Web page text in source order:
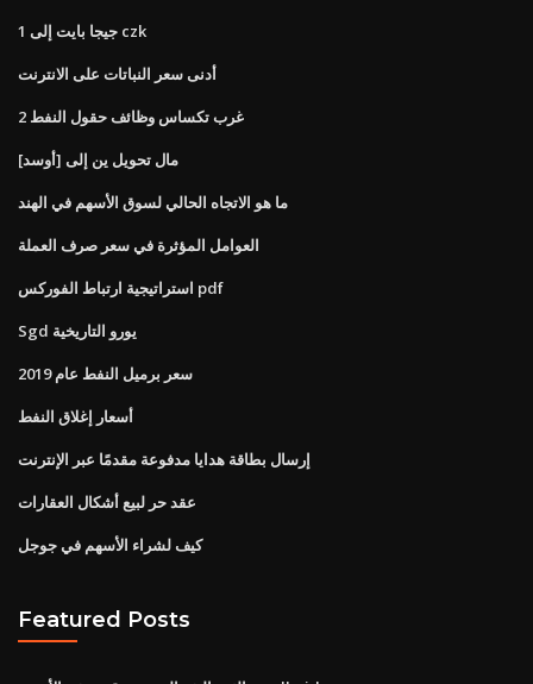
1 جيجا بايت إلى czk
أدنى سعر النباتات على الانترنت
غرب تكساس وظائف حقول النفط 2
مال تحويل ين إلى [أوسد]
ما هو الاتجاه الحالي لسوق الأسهم في الهند
العوامل المؤثرة في سعر صرف العملة
استراتيجية ارتباط الفوركس pdf
Sgd يورو التاريخية
سعر برميل النفط عام 2019
أسعار إغلاق النفط
إرسال بطاقة هدايا مدفوعة مقدمًا عبر الإنترنت
عقد حر لبيع أشكال العقارات
كيف لشراء الأسهم في جوجل
Featured Posts